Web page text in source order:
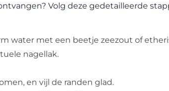
Volg deze gedetailleerde
water met een beetje zeezout of
nagellak.
en vijl de randen glad.